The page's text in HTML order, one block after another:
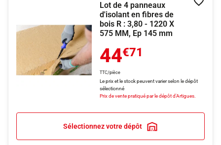
Lot de 4 panneaux
d'isolant en fibres de
bois R : 3,80 - 1220 X
575 MM, Ep 145 mm
44€71
TTC/pièce
Le prix et le stock peuvent varier selon le dépôt
sélectionné
Prix de vente pratiqué par le dépôt d'Artigues.
Sélectionnez votre dépôt